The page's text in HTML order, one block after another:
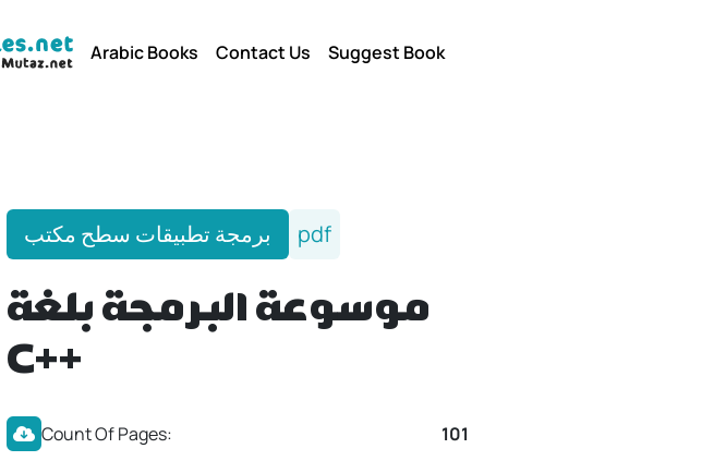
Arabic Books Contact Us Suggest Book
برمجة تطبيقات سطح مكتب pdf
موسوعة البرمجة بلغة
C++
Count Of Pages: 101